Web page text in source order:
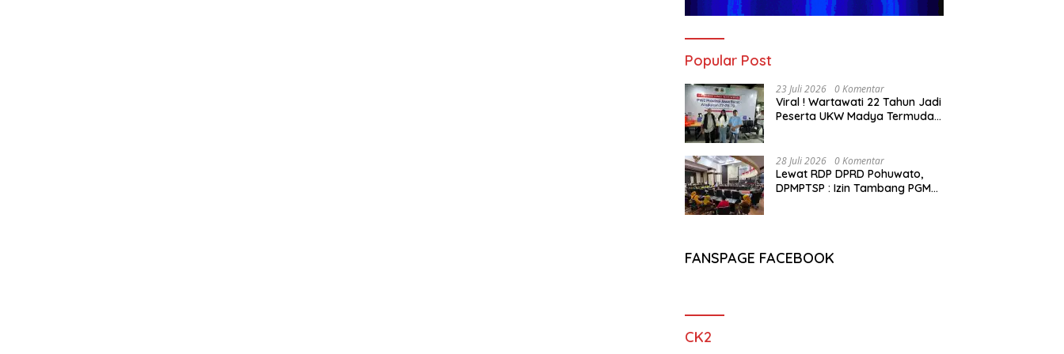
Popular Post
23 Juli 2026 0 Komentar
Viral ! Wartawati 22 Tahun Jadi
Peserta UKW Madya Termuda
28 Juli 2026 0 Komentar
Lewat RDP DPRD Pohuwato,
DPMPTSP : Izin Tambang PGM
FANSPAGE FACEBOOK
CK2